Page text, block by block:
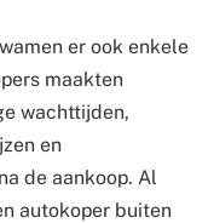
er ook enkele
maakten
wachttijden,
en
de aankoop. Al
autokoper buiten